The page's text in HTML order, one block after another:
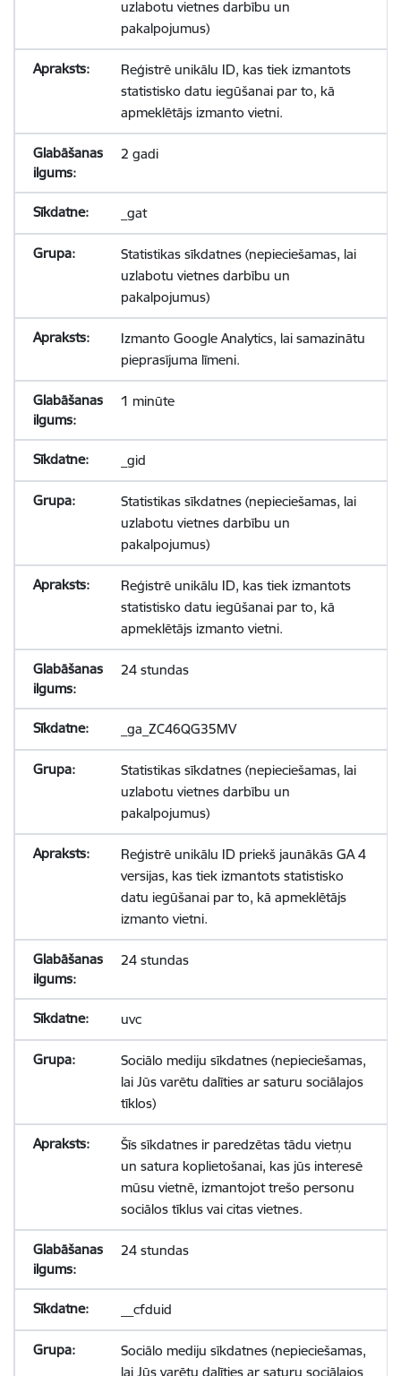
uzlabotu vietnes darbību un
pakalpojumus)
Reģistrē unikālu ID, kas tiek izmantots
statistisko datu iegūšanai par to, kā
apmeklētājs izmanto vietni.
2 gadi
_gat
Statistikas sīkdatnes (nepieciešamas, lai
uzlabotu vietnes darbību un
pakalpojumus)
Izmanto Google Analytics, lai samazinātu
pieprasījuma līmeni.
1 minūte
_gid
Statistikas sīkdatnes (nepieciešamas, lai
uzlabotu vietnes darbību un
pakalpojumus)
Reģistrē unikālu ID, kas tiek izmantots
statistisko datu iegūšanai par to, kā
apmeklētājs izmanto vietni.
24 stundas
_ga_ZC46QG35MV
Statistikas sīkdatnes (nepieciešamas, lai
uzlabotu vietnes darbību un
pakalpojumus)
Reģistrē unikālu ID priekš jaunākās GA 4
versijas, kas tiek izmantots statistisko
datu iegūšanai par to, kā apmeklētājs
izmanto vietni.
24 stundas
uvc
Sociālo mediju sīkdatnes (nepieciešamas,
lai Jūs varētu dalīties ar saturu sociālajos
tīklos)
Šīs sīkdatnes ir paredzētas tādu vietņu
un satura koplietošanai, kas jūs interesē
mūsu vietnē, izmantojot trešo personu
sociālos tīklus vai citas vietnes.
24 stundas
__cfduid
Sociālo mediju sīkdatnes (nepieciešamas,
lai Jūs varētu dalīties ar saturu sociālajos